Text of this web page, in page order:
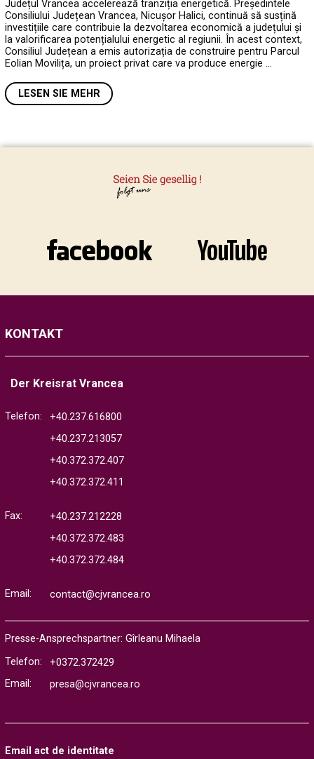
Județul Vrancea accelerează tranziția energetică. Președintele
Consiliului Județean Vrancea, Nicușor Halici, continuă să susțină
investițiile care contribuie la dezvoltarea economică a județului și
la valorificarea potențialului energetic al regiunii. În acest context,
Consiliul Județean a emis autorizația de construire pentru Parcul
Eolian Movilița, un proiect privat care va produce energie …
LESEN SIE MEHR
KONTAKT
Der Kreisrat Vrancea
Telefon:
+40.237.616800
+40.237.213057
+40.372.372.407
+40.372.372.411
Fax:
+40.237.212228
+40.372.372.483
+40.372.372.484
Email: contact@cjvrancea.ro
Presse-Ansprechspartner: Gîrleanu Mihaela
Telefon:
+0372.372429
Email:
presa@cjvrancea.ro
Email act de identitate